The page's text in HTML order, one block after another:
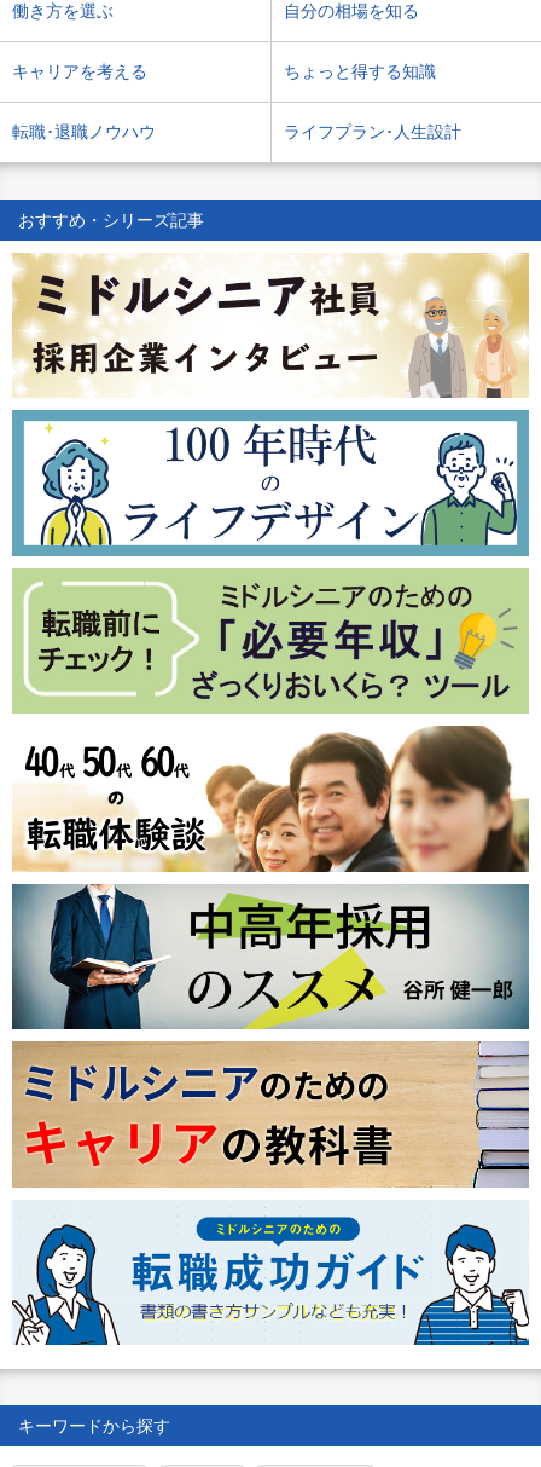
働き方を選ぶ 自分の相場を知る
キャリアを考える ちょっと得する知識
転職･退職ノウハウ ライフプラン･人生設計
おすすめ・シリーズ記事
キーワードから探す